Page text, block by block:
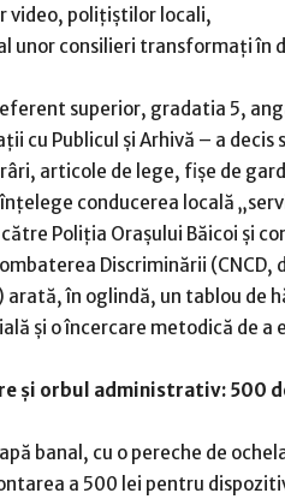
video, polițiștilor locali,
unor consilieri transformați în
superior, gradatia 5,
cu Publicul și Arhivă – a decis
articole de lege, fișe de
conducerea locală
Poliția Orașului Băicoi și
Discriminării
în oglindă, un tablou de
și o încercare metodică de
și orbul administrativ: 500
banal, cu o pereche de
a 500 lei pentru